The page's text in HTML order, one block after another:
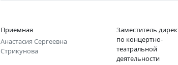
Приемная
Анастасия Сергеевна
Стрикунова
Заместитель
по концертно-
театральной
деятельности